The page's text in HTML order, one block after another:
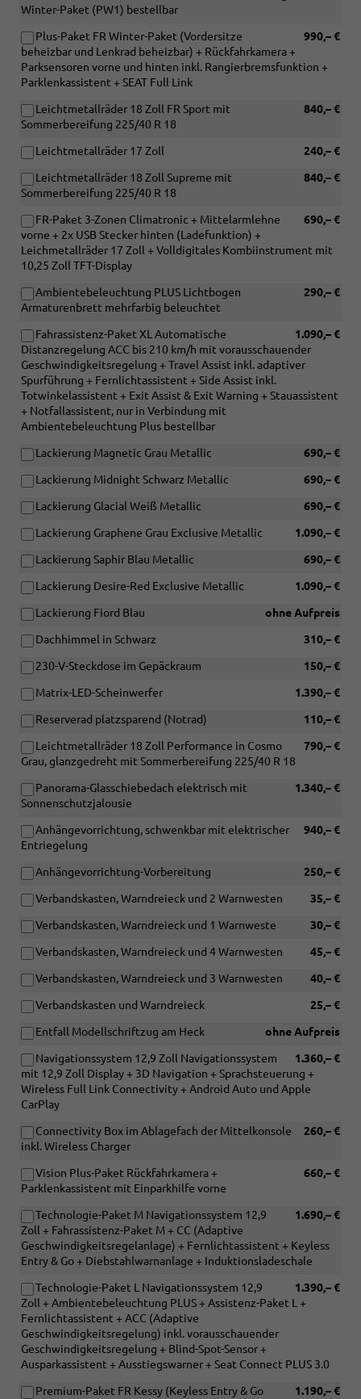
Winter-Paket (PW1) bestellbar
990,– €
Plus-Paket FR Winter-Paket (Vordersitze
beheizbar und Lenkrad beheizbar) + Rückfahrkamera +
Parksensoren vorne und hinten inkl. Rangierbremsfunktion +
Parklenkassistent + SEAT Full Link
840,– €
Leichtmetallräder 18 Zoll FR Sport mit
Sommerbereifung 225/40 R 18
240,– €
Leichtmetallräder 17 Zoll
840,– €
Leichtmetallräder 18 Zoll Supreme mit
Sommerbereifung 225/40 R 18
690,– €
FR-Paket 3-Zonen Climatronic + Mittelarmlehne
vorne + 2x USB Stecker hinten (Ladefunktion) +
Leichmetallräder 17 Zoll + Volldigitales Kombiinstrument mit
10,25 Zoll TFT-Display
290,– €
Ambientebeleuchtung PLUS Lichtbogen
Armaturenbrett mehrfarbig beleuchtet
1.090,– €
Fahrassistenz-Paket XL Automatische
Distanzregelung ACC bis 210 km/h mit vorausschauender
Geschwindigkeitsregelung + Travel Assist inkl. adaptiver
Spurführung + Fernlichtassistent + Side Assist inkl.
Totwinkelassistent + Exit Assist & Exit Warning + Stauassistent
+ Notfallassistent, nur in Verbindung mit
Ambientebeleuchtung Plus bestellbar
690,– €
Lackierung Magnetic Grau Metallic
690,– €
Lackierung Midnight Schwarz Metallic
690,– €
Lackierung Glacial Weiß Metallic
1.090,– €
Lackierung Graphene Grau Exclusive Metallic
690,– €
Lackierung Saphir Blau Metallic
1.090,– €
Lackierung Desire-Red Exclusive Metallic
ohne Aufpreis
Lackierung Fiord Blau
310,– €
Dachhimmel in Schwarz
150,– €
230-V-Steckdose im Gepäckraum
1.390,– €
Matrix-LED-Scheinwerfer
110,– €
Reserverad platzsparend (Notrad)
790,– €
Leichtmetallräder 18 Zoll Performance in Cosmo
Grau, glanzgedreht mit Sommerbereifung 225/40 R 18
1.340,– €
Panorama-Glasschiebedach elektrisch mit
Sonnenschutzjalousie
940,– €
Anhängevorrichtung, schwenkbar mit elektrischer
Entriegelung
250,– €
Anhängevorrichtung-Vorbereitung
35,– €
Verbandskasten, Warndreieck und 2 Warnwesten
30,– €
Verbandskasten, Warndreieck und 1 Warnweste
45,– €
Verbandskasten, Warndreieck und 4 Warnwesten
40,– €
Verbandskasten, Warndreieck und 3 Warnwesten
25,– €
Verbandskasten und Warndreieck
ohne Aufpreis
Entfall Modellschriftzug am Heck
1.360,– €
Navigationssystem 12,9 Zoll Navigationssystem
mit 12,9 Zoll Display + 3D Navigation + Sprachsteuerung +
Wireless Full Link Connectivity + Android Auto und Apple
CarPlay
260,– €
Connectivity Box im Ablagefach der Mittelkonsole
inkl. Wireless Charger
660,– €
Vision Plus-Paket Rückfahrkamera +
Parklenkassistent mit Einparkhilfe vorne
1.690,– €
Technologie-Paket M Navigationssystem 12,9
Zoll + Fahrassistenz-Paket M + CC (Adaptive
Geschwindigkeitsregelanlage) + Fernlichtassistent + Keyless
Entry & Go + Diebstahlwarnanlage + Induktionsladeschale
1.390,– €
Technologie-Paket L Navigationssystem 12,9
Zoll + Ambientebeleuchtung PLUS + Assistenz-Paket L +
Fernlichtassistent + ACC (Adaptive
Geschwindigkeitsregelung) inkl. vorausschauender
Geschwindigkeitsregelung + Blind-Spot-Sensor +
Ausparkassistent + Ausstiegswarner + Seat Connect PLUS 3.0
1.190,– €
Premium-Paket FR Kessy (Keyless Entry & Go